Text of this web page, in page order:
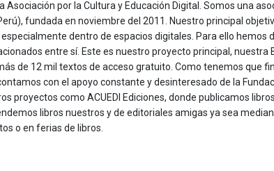
Asociación por la Cultura y Educación Digital. Somos una
fundada en noviembre del 2011. Nuestro principal
dentro de espacios digitales. Para ello hemos
entre sí. Este es nuestro proyecto principal, nuestra
de 12 mil textos de acceso gratuito. Como tenemos que
con el apoyo constante y desinteresado de la
proyectos como ACUEDI Ediciones, donde publicamos
libros nuestros y de editoriales amigas ya sea
o en ferias de libros.